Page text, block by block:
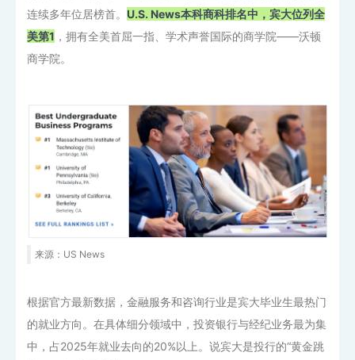
连续多年位居榜首。 U.S. News本科商科排名中，宾大位列全
美第1 ，拥有全美首屈一指、学术声誉国际的商学院——沃顿
商学院。
来源：US News
根据官方最新数据，金融服务和咨询行业是宾大毕业生最热门
的就业方向。在具体细分领域中，投资银行与经纪业务最为集
中，占2025年就业去向的20%以上。说宾大是投行的“黄金跳